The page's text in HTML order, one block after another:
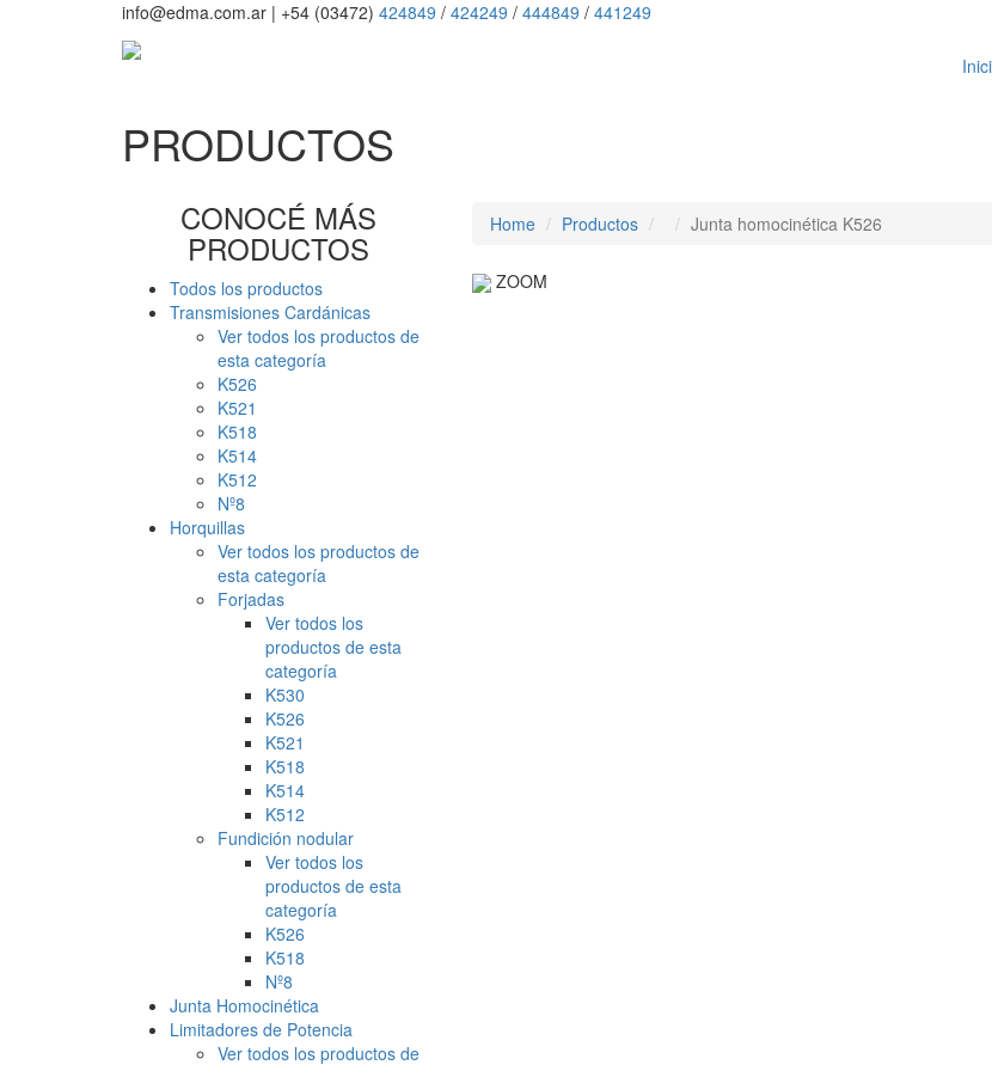
info@edma.com.ar | +54 (03472) 424849 / 424249 / 444849 / 441249
PRODUCTOS
CONOCÉ MÁS
PRODUCTOS
Todos los productos
Transmisiones Cardánicas
Ver todos los productos de
esta categoría
K526
K521
K518
K514
K512
Nº8
Horquillas
Ver todos los productos de
esta categoría
Forjadas
Ver todos los
productos de esta
categoría
K530
K526
K521
K518
K514
K512
Fundición nodular
Ver todos los
productos de esta
categoría
K526
K518
Nº8
Junta Homocinética
Limitadores de Potencia
Ver todos los productos de
Home Productos Junta homocinética K526
ZOOM